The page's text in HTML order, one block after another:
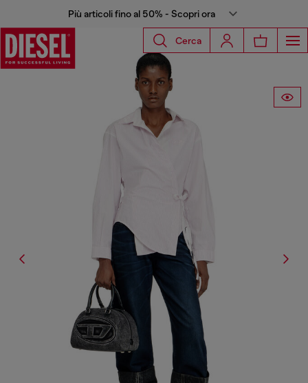
Più articoli fino al 50% - Scopri ora
Cerca